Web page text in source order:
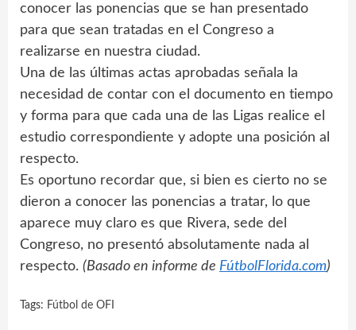
conocer las ponencias que se han presentado
para que sean tratadas en el Congreso a
realizarse en nuestra ciudad.
Una de las últimas actas aprobadas señala la
necesidad de contar con el documento en tiempo
y forma para que cada una de las Ligas realice el
estudio correspondiente y adopte una posición al
respecto.
Es oportuno recordar que, si bien es cierto no se
dieron a conocer las ponencias a tratar, lo que
aparece muy claro es que Rivera, sede del
Congreso, no presentó absolutamente nada al
respecto. (Basado en informe de FútbolFlorida.com)
Tags: Fútbol de OFI